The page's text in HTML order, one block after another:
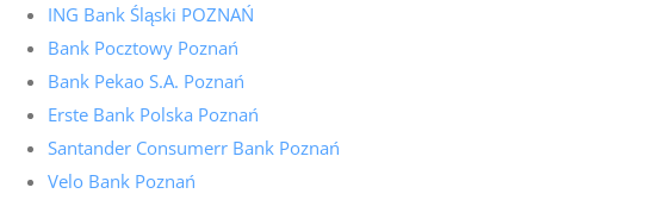
ING Bank Śląski POZNAŃ
Bank Pocztowy Poznań
Bank Pekao S.A. Poznań
Erste Bank Polska Poznań
Santander Consumerr Bank Poznań
Velo Bank Poznań